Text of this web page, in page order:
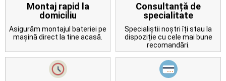
Contact
Montaj rapid la
domiciliu
Asigurăm montajul bateriei pe
mașină direct la tine acasă.
Consultanță de
specialitate
Specialiștii noștri îți stau la
dispoziție cu cele mai bune
recomandări.